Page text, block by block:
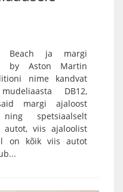
Beach ja margi
by Aston Martin
nime kandvat
DB12,
margi ajaloost
spetsiaalselt
autot, viis ajaloolist
on kõik viis autot